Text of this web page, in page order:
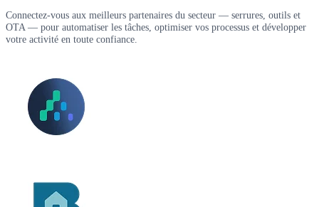
Connectez-vous aux meilleurs partenaires du secteur — serrures, outils et
OTA — pour automatiser les tâches, optimiser vos processus et développer
votre activité en toute confiance.